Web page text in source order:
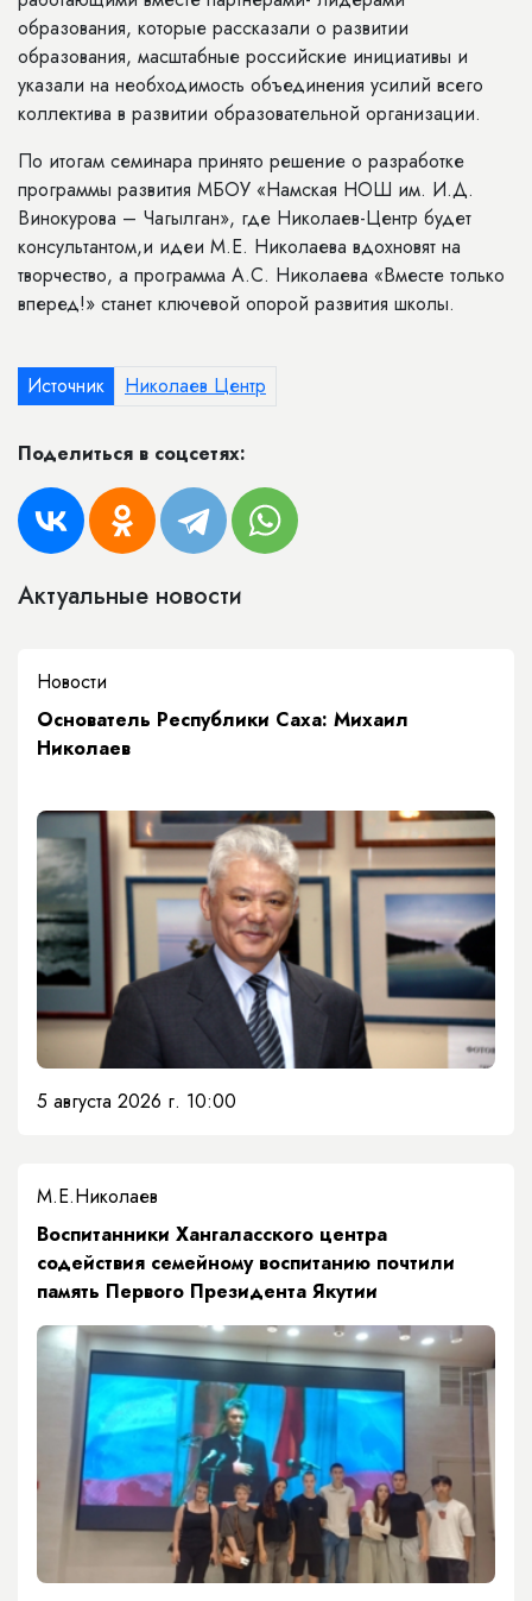
образования, которые рассказали о развитии
образования, масштабные российские инициативы и
указали на необходимость объединения усилий всего
коллектива в развитии образовательной организации.
По итогам семинара принято решение о разработке
программы развития МБОУ «Намская НОШ им. И.Д.
Винокурова – Чагылган», где Николаев-Центр будет
консультантом,и идеи М.Е. Николаева вдохновят на
творчество, а программа А.С. Николаева «Вместе только
вперед!» станет ключевой опорой развития школы.
Источник Николаев Центр
Поделиться в соцсетях:
Актуальные новости
Новости
Основатель Республики Саха: Михаил
Николаев
5 августа 2026 г. 10:00
М.Е.Николаев
​Воспитанники Хангаласского центра
содействия семейному воспитанию почтили
память Первого Президента Якутии